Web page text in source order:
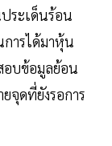
ระเด็นร้อน
การได้มาหุ้น
อบข้อมูลย้อน
จุดที่ยังรอการ